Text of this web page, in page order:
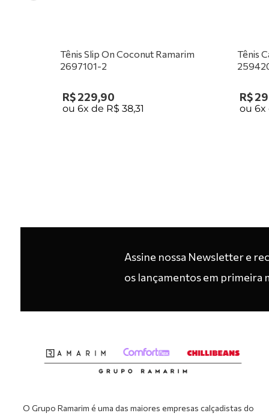
Tênis Slip On Coconut Ramarim
2697101-2
R$229,90
ou6x de R$ 38,31
Tênis
R$
ou6x
Assine nossa Newsletter e
os lançamentos em primeira
O Grupo Ramarim é uma das maiores empresas calçadistas do